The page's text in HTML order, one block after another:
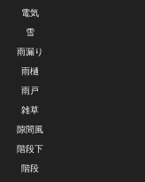
電気
雪
雨漏り
雨樋
雨戸
雑草
隙間風
階段下
階段